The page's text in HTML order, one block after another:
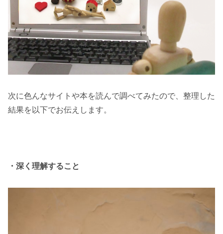
次に色んなサイトや本を読んで調べてみたので、整理した
結果を以下でお伝えします。
・深く理解すること